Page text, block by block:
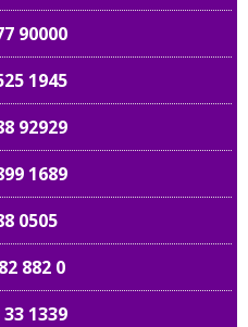
90000
1945
92929
1689
0505
882 0
1339